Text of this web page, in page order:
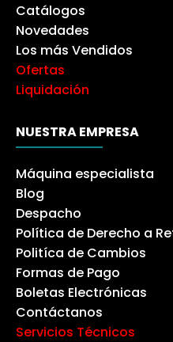
Catálogos
Novedades
Los más Vendidos
Ofertas
Liquidación
NUESTRA EMPRESA
Máquina especialista
Blog
Despacho
Política de Derecho a
Politíca de Cambios
Formas de Pago
Boletas Electrónicas
Contáctanos
Servicios Técnicos